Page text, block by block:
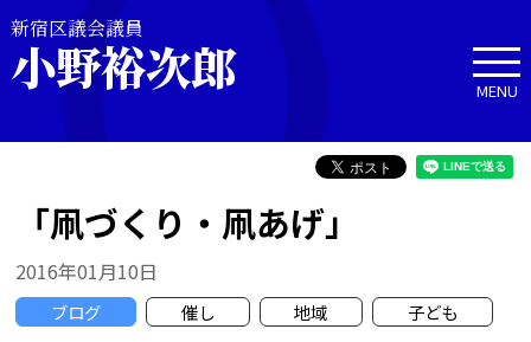
新宿区議会議員
小野裕次郎 MENU
「凧づくり・凧あげ」
2016年01月10日
ブログ 催し 地域 子ども